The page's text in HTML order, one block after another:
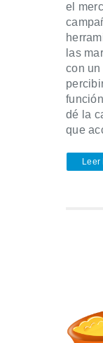
el
las
con
dé la
que
Leer